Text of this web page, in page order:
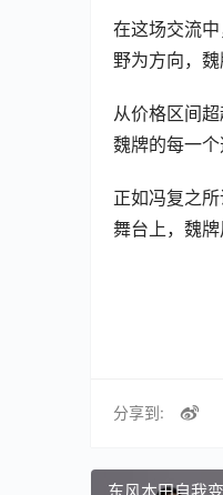
在这场交流
野为方向，
从价格区间
魏牌的每一
正如冯复之
舞台上，魏
分享到: